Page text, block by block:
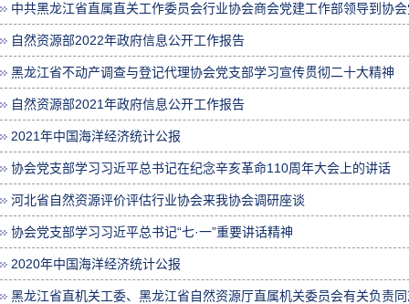
中共黑龙江省直属直关工作委员会行业协会商会党建工作部领导到协
自然资源部2022年政府信息公开工作报告
黑龙江省不动产调查与登记代理协会党支部学习宣传贯彻二十大精神
自然资源部2021年政府信息公开工作报告
2021年中国海洋经济统计公报
协会党支部学习习近平总书记在纪念辛亥革命110周年大会上的讲话
河北省自然资源评价评估行业协会来我协会调研座谈
协会党支部学习习近平总书记“七·一”重要讲话精神
2020年中国海洋经济统计公报
黑龙江省直机关工委、黑龙江省自然资源厅直属机关委员会有关负责